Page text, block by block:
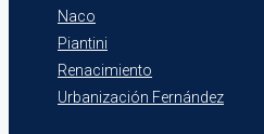
Naco
Piantini
Renacimiento
Urbanización Fernández